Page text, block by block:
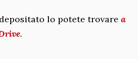
lo potete trovare a
.